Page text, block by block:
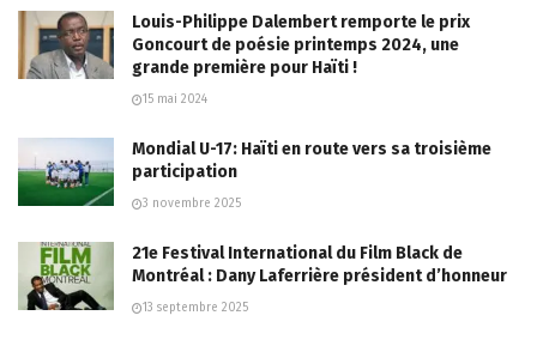
Louis-Philippe Dalembert remporte le prix
Goncourt de poésie printemps 2024, une
grande première pour Haïti !
15 mai 2024
Mondial U-17: Haïti en route vers sa troisième
participation
3 novembre 2025
21e Festival International du Film Black de
Montréal : Dany Laferrière président d’honneur
13 septembre 2025